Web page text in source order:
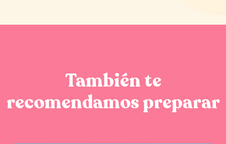
También te
recomendamos preparar